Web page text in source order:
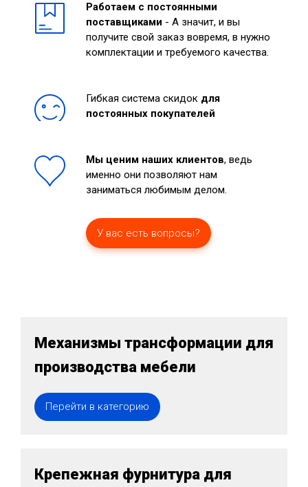
Работаем с постоянными
поставщиками - А значит, и вы
получите свой заказ вовремя, в нужно
комплектации и требуемого качества.
Гибкая система скидок для
постоянных покупателей
Мы ценим наших клиентов, ведь
именно они позволяют нам
заниматься любимым делом.
У вас есть вопросы?
Механизмы трансформации для
производства мебели
Перейти в категорию
Крепежная фурнитура для